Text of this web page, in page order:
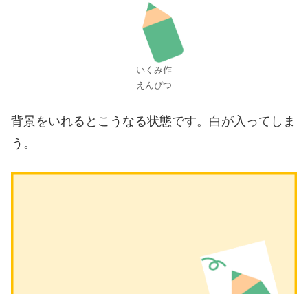
いくみ作
えんぴつ
背景をいれるとこうなる状態です。白が入ってしま
う。